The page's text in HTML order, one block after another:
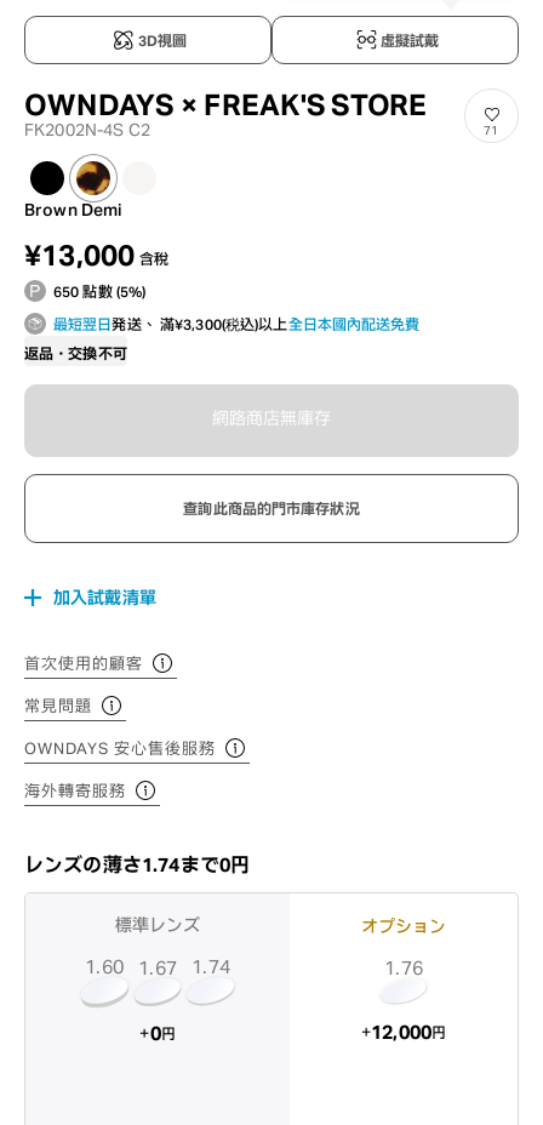
3D視圖 虛擬試戴
OWNDAYS × FREAK'S STORE
FK2002N-4S C2 71
Brown Demi
¥13,000 含稅
650 點數 (5%)
最短翌日発送、 滿¥3,300(税込)以上全日本國內配送免費
返品・交換不可
網路商店無庫存
查詢此商品的門市庫存狀況
加入試戴清單
首次使用的顧客
常見問題
OWNDAYS 安心售後服務
海外轉寄服務
レンズの薄さ1.74まで0円
標準レンズ
1.60 1.67 1.74
+0円
オプション
1.76
+12,000円